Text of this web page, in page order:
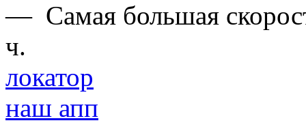
— Самая большая
ч.
локатор
наш апп